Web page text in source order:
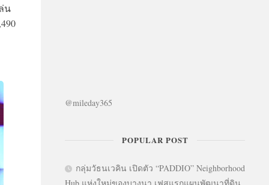
น
@mileday365
POPULAR POST
กลุ่มวัธนเวคิน เปิดตัว “PADDIO” Neighborhood